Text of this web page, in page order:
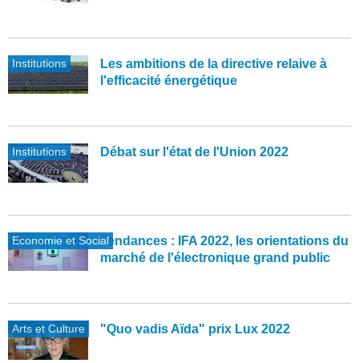
Institutions
Les ambitions de la directive relaive à
l'efficacité énergétique
Institutions Débat sur l'état de l'Union 2022
Economie et SocialTendances : IFA 2022, les orientations du
marché de l'électronique grand public
Arts et Culture "Quo vadis Aïda" prix Lux 2022